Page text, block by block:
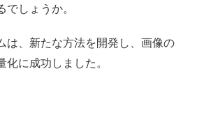
しょうか。
は、新たな方法を開発し、画像の
化に成功しました。